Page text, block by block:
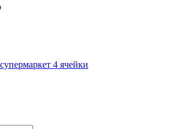
4 ячейки